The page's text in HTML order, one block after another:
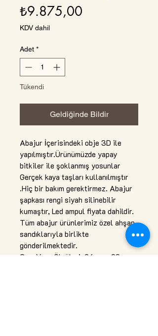
₺9.875,00
KDV dahil
Adet *
Tükendi
Geldiğinde Bildir
Abajur İçerisindeki obje 3D ile
yapılmıştır.Ürünümüzde yapay
bitkiler ile şoklanmış yosunlar
Gerçek kaya taşları kullanılmıştır
.Hiç bir bakım gerektirmez. Abajur
şapkası rengi siyah silinebilir
kumaştır, Led ampul fiyata dahildir.
Tüm abajur ürünlerimiz özel ahşap
sandıklarıyla birlikte
gönderilmektedir.
Cam Vazo Ölçüleri: 26cm x 23cm